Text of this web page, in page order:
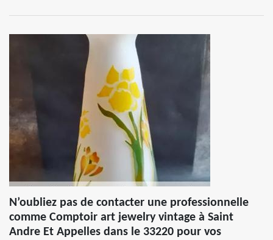
N’oubliez pas de contacter une professionnelle
comme Comptoir art jewelry vintage à Saint
Andre Et Appelles dans le 33220 pour vos